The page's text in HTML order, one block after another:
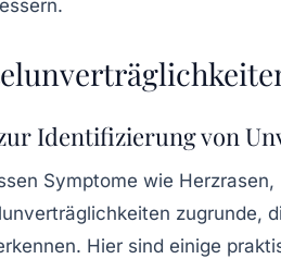
Identifizierung von
Symptome wie Herzrasen,
zugrunde,
Hier sind einige